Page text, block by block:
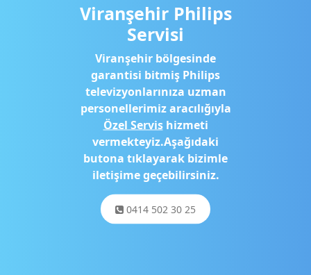
Viranşehir Philips
Servisi
Viranşehir bölgesinde
garantisi bitmiş Philips
televizyonlarınıza uzman
personellerimiz aracılığıyla
Özel Servishizmeti
vermekteyiz.Aşağıdaki
butona tıklayarak bizimle
iletişime geçebilirsiniz.
0414 502 30 25